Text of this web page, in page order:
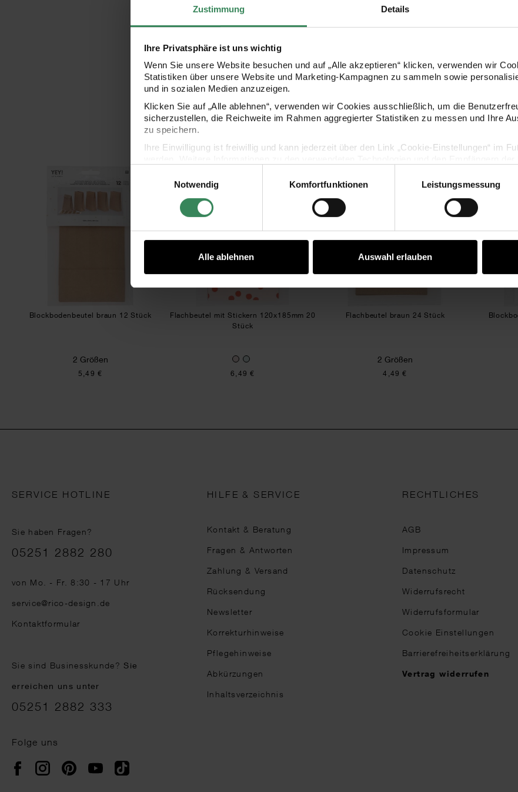
Zustimmung Details
Ihre Privatsphäre ist uns wichtig
Wenn Sie unsere Website besuchen und auf „Alle akzeptieren“ klicken, verwenden wir
Statistiken über unsere Website und Marketing-Kampagnen zu sammeln sowie
und in sozialen Medien anzuzeigen.
Klicken Sie auf „Alle ablehnen“, verwenden wir Cookies ausschließlich, um die
sicherzustellen, die Reichweite im Rahmen aggregierter Statistiken zu messen und Ihre
zu speichern.
Ihre Einwilligung ist freiwillig und kann jederzeit über den Link „Cookie-Einstellungen“ im
Impressum
Datenschutz Vertrag widerrufen
Notwendig
Komfortfunktionen Leistungsmessung
Alle ablehnen Auswahl erlauben
HERSTELLER
Blockbodenbeutel braun 12 Stück
Blockbodenbeutel braun 12 Stück
2 Größen
5,49 €
Flachbeutel mit Stickern 120x185mm 20
Stück
6,49 €
Flachbeutel braun 24 Stück
2 Größen
4,49 €
SERVICE HOTLINE
Sie haben Fragen?
Telefonnummer
05251 2882 280
von Mo. - Fr. 8:30 - 17 Uhr
service@rico-design.de
Kontaktformular
Sie sind Businesskunde?Sie
erreichen uns unter
05251 2882 333
Folge uns
FacebookInstagramPinterestYouTubeTikTok
HILFE & SERVICE
Kontakt & Beratung
Fragen & Antworten
Zahlung & Versand
Rücksendung
Newsletter
Korrekturhinweise
Pflegehinweise
Abkürzungen
Inhaltsverzeichnis
RECHTLICHES
AGB
Impressum
Datenschutz
Widerrufsrecht
Widerrufsformular
Cookie Einstellungen
Barrierefreiheitserklärung
Vertrag widerrufen